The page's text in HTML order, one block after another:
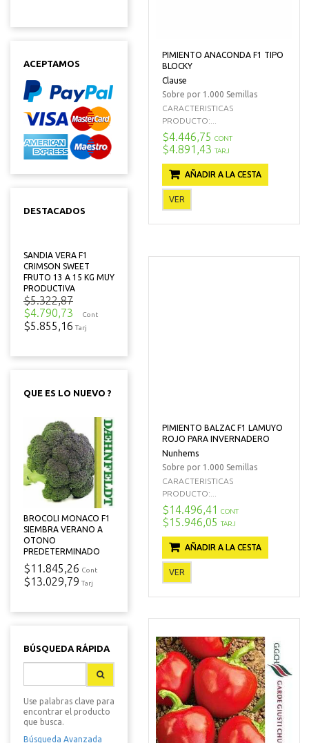
ACEPTAMOS
DESTACADOS
SANDIA VERA F1
CRIMSON SWEET
FRUTO 13 A 15 KG MUY
PRODUCTIVA
$5.322,87
$4.790,73
Cont
$5.855,16 Tarj
QUE ES LO NUEVO ?
BROCOLI MONACO F1
SIEMBRA VERANO A
OTONO
PREDETERMINADO
$11.845,26 Cont
$13.029,79 Tarj
BÚSQUEDA RÁPIDA
Use palabras clave para
encontrar el producto
que busca.
Búsqueda Avanzada
PIMIENTO ANACONDA F1 TIPO
BLOCKY
Clause
Sobre por 1.000 Semillas
CARACTERISTICAS
PRODUCTO:...
$4.446,75 CONT
$4.891,43 TARJ
AÑADIR A LA CESTA
VER
PIMIENTO BALZAC F1 LAMUYO
ROJO PARA INVERNADERO
Nunhems
Sobre por 1.000 Semillas
CARACTERISTICAS
PRODUCTO:...
$14.496,41 CONT
$15.946,05 TARJ
AÑADIR A LA CESTA
VER